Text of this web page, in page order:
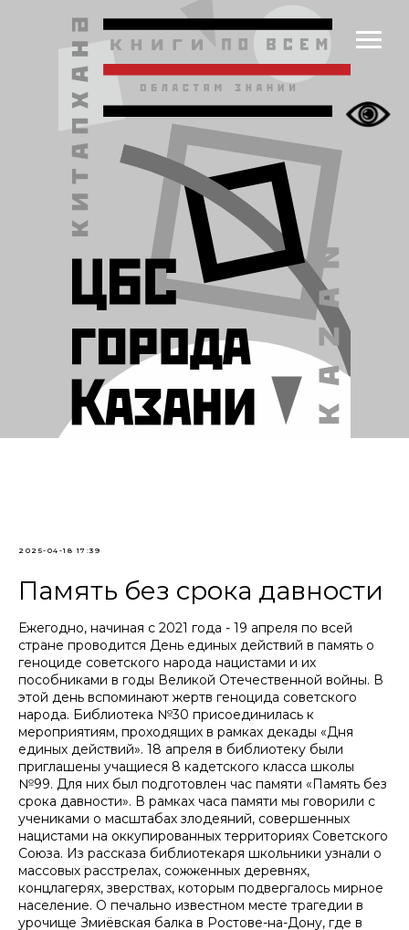
2025-04-18 17:39
Память без срока давности
Ежегодно, начиная с 2021 года - 19 апреля по всей
стране проводится День единых действий в память о
геноциде советского народа нацистами и их
пособниками в годы Великой Отечественной войны. В
этой день вспоминают жертв геноцида советского
народа. Библиотека №30 присоединилась к
мероприятиям, проходящих в рамках декады «Дня
единых действий». 18 апреля в библиотеку были
приглашены учащиеся 8 кадетского класса школы
№99. Для них был подготовлен час памяти «Память без
срока давности». В рамках часа памяти мы говорили с
учениками о масштабах злодеяний, совершенных
нацистами на оккупированных территориях Советского
Союза. Из рассказа библиотекаря школьники узнали о
массовых расстрелах, сожженных деревнях,
концлагерях, зверствах, которым подвергалось мирное
население. О печально известном месте трагедии в
урочище Змиёвская балка в Ростове-на-Дону, где в